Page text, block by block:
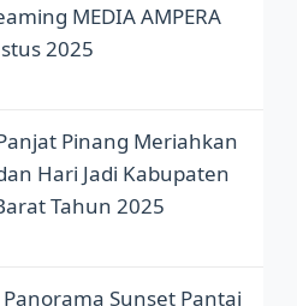
MEDIA AMPERA
2025
Pinang Meriahkan
Hari Jadi Kabupaten
Tahun 2025
Sunset Pantai